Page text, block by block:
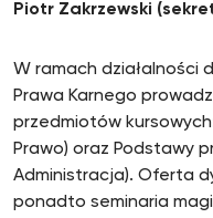
Piotr Zakrzewski
W ramach działalności
Prawa Karnego
przedmiotów
Prawo) oraz Podstawy
Administracja). Oferta
ponadto seminaria